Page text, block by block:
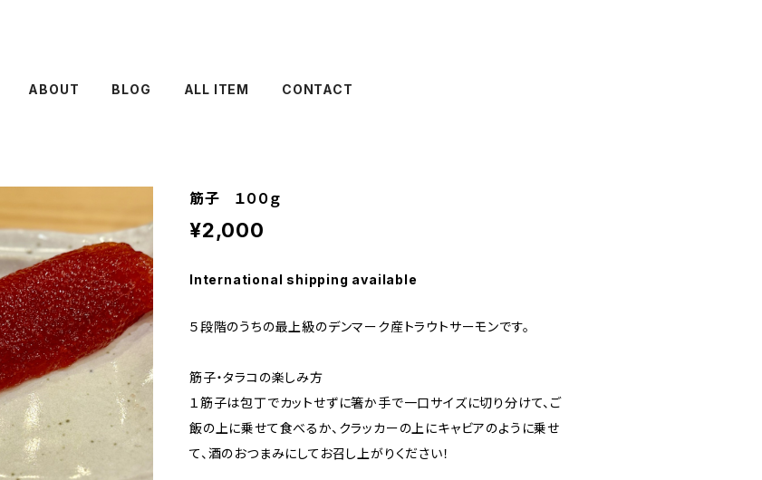
ABOUT BLOG ALL ITEM CONTACT
筋子 １００ｇ
¥2,000
International shipping available
５段階のうちの最上級のデンマーク産トラウトサーモンです。
筋子・タラコの楽しみ方
１筋子は包丁でカットせずに箸か手で一口サイズに切り分けて、ご
飯の上に乗せて食べるか、クラッカーの上にキャビアのように乗せ
て、酒のおつまみにしてお召し上がりください！